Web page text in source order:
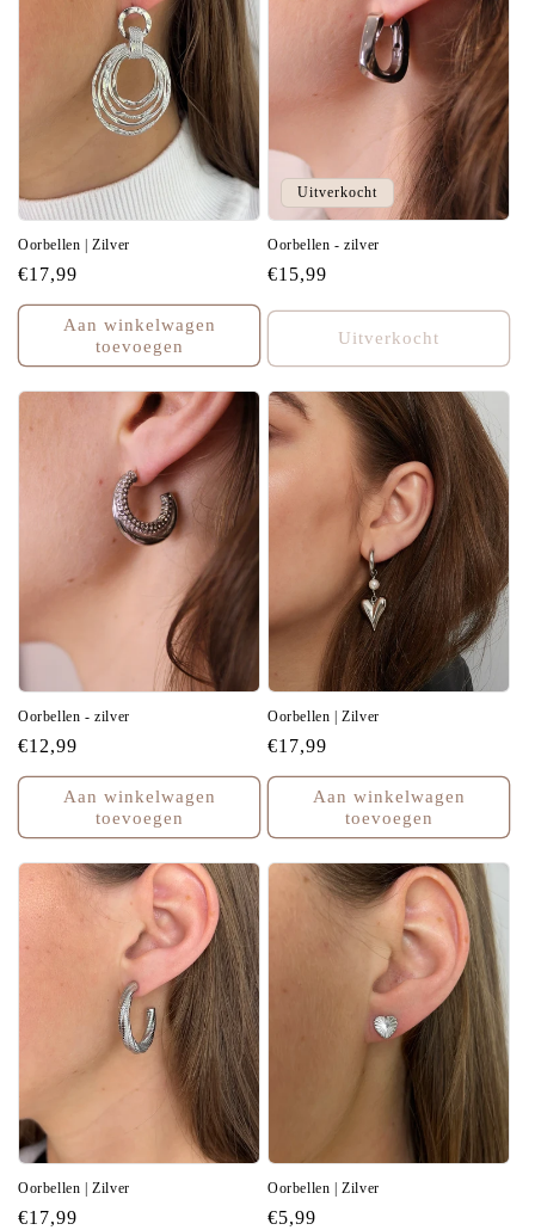
Oorbellen | Zilver
Normale
prijs
€17,99
Aan winkelwagen
toevoegen
Uitverkocht
Oorbellen - zilver
Normale
€15,99
Uitverkocht
Oorbellen - zilver
Normale
prijs
€12,99
Aan winkelwagen
toevoegen
Oorbellen | Zilver
Normale
prijs
€17,99
Aan winkelwagen
toevoegen
Oorbellen | Zilver
Normale
€17,99
Oorbellen | Zilver
Normale
€5,99